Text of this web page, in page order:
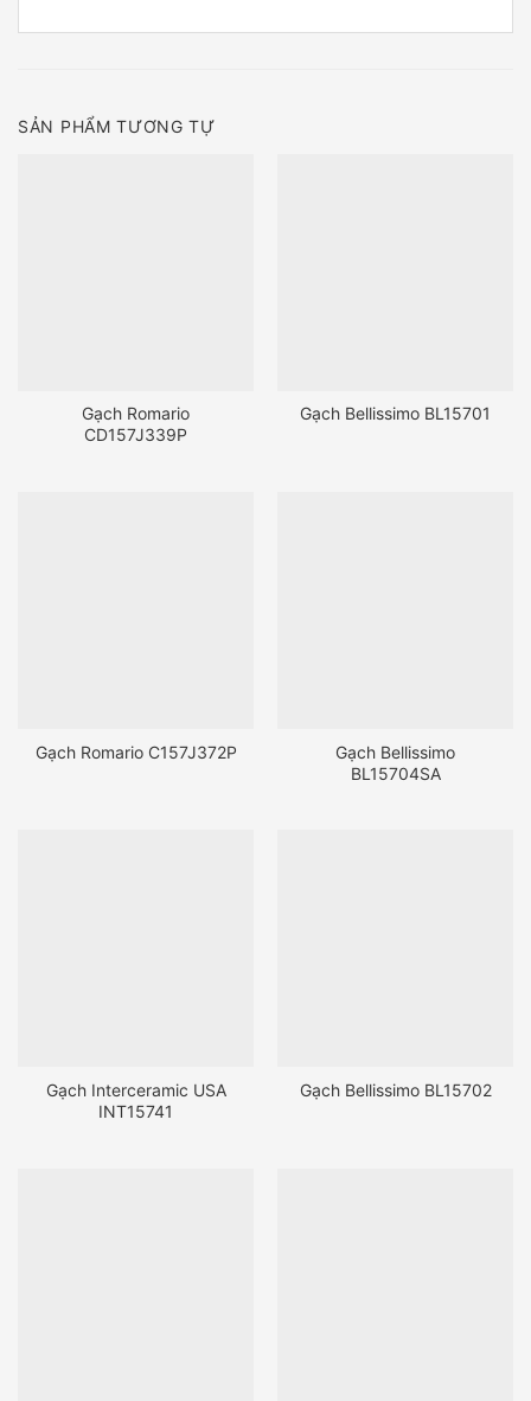
SẢN PHẨM TƯƠNG TỰ
Gạch Romario
CD157J339P
Gạch Bellissimo BL15701
Gạch Romario C157J372P
Gạch Bellissimo
BL15704SA
Gạch Interceramic USA
INT15741
Gạch Bellissimo BL15702